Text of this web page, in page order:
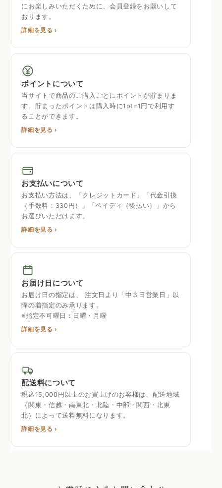
にお楽しみいただくために、会員登録をお願いして
おります。
詳細を見る ›
ポイントについて
当サイトで商品のご購入ごとにポイントが貯まりま
す。貯まったポイントは購入時に1pt=1円で利用す
ることができます。
詳細を見る ›
お支払いについて
お支払い方法は、「クレジットカード」「代金引換
（手数料：330円）」「ペイディ（後払い）」から
お選びいただけます。
詳細を見る ›
お届け日について
お届け日の指定は、 注文日より「中３日営業日」以
降の着指定のみ承ります。
※指定不可曜日 : 日曜・月曜
詳細を見る ›
配送料について
税込15,000円以上のお買上げのお客様は、配送地域
（関東・信越・南東北・北陸・中部・関西・北東
北）によって送料無料になります。
詳細を見る ›